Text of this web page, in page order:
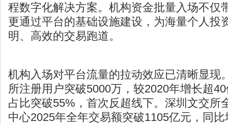
程数字化解决方案。机构资金批量入场不仅
更通过平台的基础设施建设，为海量个人投
明、高效的交易跑道。
机构入场对平台流量的拉动效应已清晰显现
所注册用户突破5000万，较2020年增长超
占比突破55%，首次反超线下。深圳文交所
中心2025年全年交易额突破1105亿元，同